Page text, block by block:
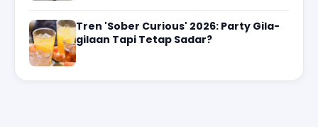
Tren 'Sober Curious' 2026: Party Gila-
gilaan Tapi Tetap Sadar?